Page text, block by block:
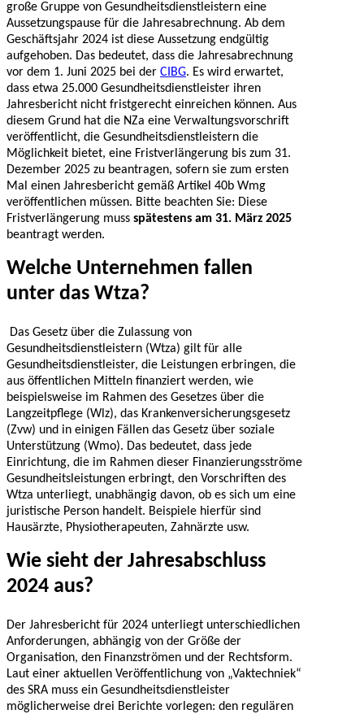
große Gruppe von Gesundheitsdienstleistern eine
Aussetzungspause für die Jahresabrechnung. Ab dem
Geschäftsjahr 2024 ist diese Aussetzung endgültig
aufgehoben. Das bedeutet, dass die Jahresabrechnung
vor dem 1. Juni 2025 bei der CIBG. Es wird erwartet,
dass etwa 25.000 Gesundheitsdienstleister ihren
Jahresbericht nicht fristgerecht einreichen können. Aus
diesem Grund hat die NZa eine Verwaltungsvorschrift
veröffentlicht, die Gesundheitsdienstleistern die
Möglichkeit bietet, eine Fristverlängerung bis zum 31.
Dezember 2025 zu beantragen, sofern sie zum ersten
Mal einen Jahresbericht gemäß Artikel 40b Wmg
veröffentlichen müssen. Bitte beachten Sie: Diese
Fristverlängerung muss spätestens am 31. März 2025
beantragt werden.
Welche Unternehmen fallen
unter das Wtza?
Das Gesetz über die Zulassung von
Gesundheitsdienstleistern (Wtza) gilt für alle
Gesundheitsdienstleister, die Leistungen erbringen, die
aus öffentlichen Mitteln finanziert werden, wie
beispielsweise im Rahmen des Gesetzes über die
Langzeitpflege (Wlz), das Krankenversicherungsgesetz
(Zvw) und in einigen Fällen das Gesetz über soziale
Unterstützung (Wmo). Das bedeutet, dass jede
Einrichtung, die im Rahmen dieser Finanzierungsströme
Gesundheitsleistungen erbringt, den Vorschriften des
Wtza unterliegt, unabhängig davon, ob es sich um eine
juristische Person handelt. Beispiele hierfür sind
Hausärzte, Physiotherapeuten, Zahnärzte usw.
Wie sieht der Jahresabschluss
2024 aus?
Der Jahresbericht für 2024 unterliegt unterschiedlichen
Anforderungen, abhängig von der Größe der
Organisation, den Finanzströmen und der Rechtsform.
Laut einer aktuellen Veröffentlichung von „Vaktechniek“
des SRA muss ein Gesundheitsdienstleister
möglicherweise drei Berichte vorlegen: den regulären